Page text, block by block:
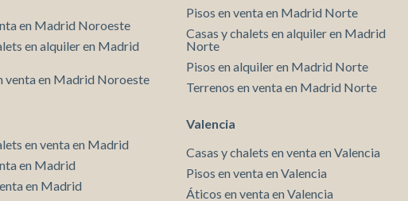
arrendamiento de vivienda en los últimos 5 años.Este
propietario ostenta la condición de gran tenedor.
en Madrid Noroeste
en alquiler en Madrid
venta en Madrid Noroeste
en venta en Madrid
en Madrid
en Madrid
Pisos en venta en Madrid Norte
Casas y chalets en alquiler en Madrid
Norte
Pisos en alquiler en Madrid Norte
Terrenos en venta en Madrid Norte
Valencia
Casas y chalets en venta en Valencia
Pisos en venta en Valencia
Áticos en venta en Valencia